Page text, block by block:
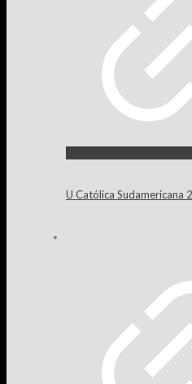
U Católica Sudamericana